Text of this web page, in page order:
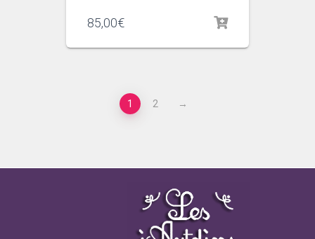
85,00€
1 2 →